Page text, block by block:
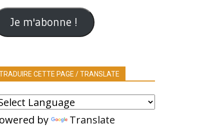
Je m'abonne !
CETTE PAGE / TRANSLATE
by Translate